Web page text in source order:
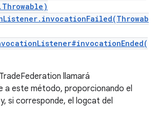
llamará
a este método, proporcionando el
si corresponde, el logcat del